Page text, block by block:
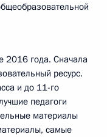
2016 года. Сначала
ресурс.
и до 11-го
педагоги
материалы
самые